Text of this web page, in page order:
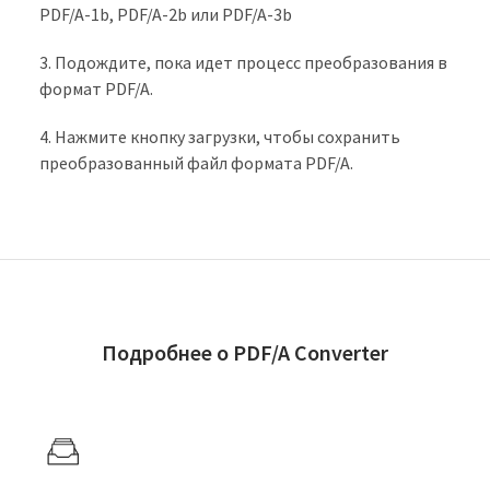
PDF/A-1b, PDF/A-2b или PDF/A-3b
Подождите, пока идет процесс преобразования в
формат PDF/A.
Нажмите кнопку загрузки, чтобы сохранить
преобразованный файл формата PDF/A.
Подробнее о PDF/A Converter